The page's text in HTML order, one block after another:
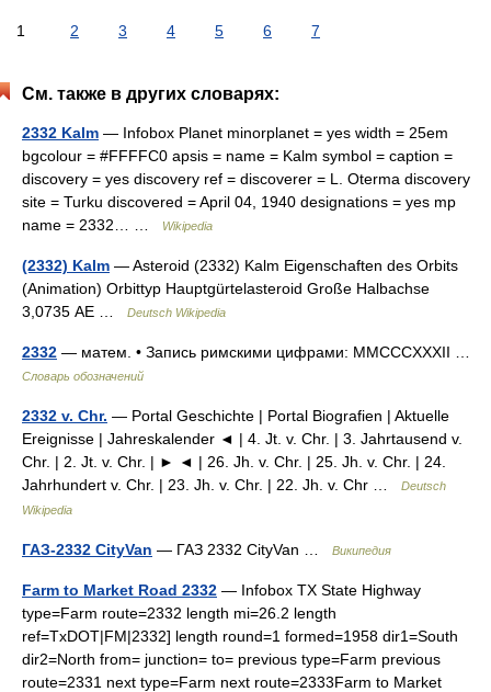
1 2 3 4 5 6 7
См. также в других словарях:
2332 Kalm — Infobox Planet minorplanet = yes width = 25em
bgcolour = #FFFFC0 apsis = name = Kalm symbol = caption =
discovery = yes discovery ref = discoverer = L. Oterma discovery
site = Turku discovered = April 04, 1940 designations = yes mp
name = 2332… …
Wikipedia
(2332) Kalm — Asteroid (2332) Kalm Eigenschaften des Orbits
(Animation) Orbittyp Hauptgürtelasteroid Große Halbachse
3,0735 AE …
Deutsch Wikipedia
2332 — матем. • Запись римскими цифрами: MMCCCXXXII …
Словарь обозначений
2332 v. Chr. — Portal Geschichte | Portal Biografien | Aktuelle
Ereignisse | Jahreskalender ◄ | 4. Jt. v. Chr. | 3. Jahrtausend v.
Chr. | 2. Jt. v. Chr. | ► ◄ | 26. Jh. v. Chr. | 25. Jh. v. Chr. | 24.
Jahrhundert v. Chr. | 23. Jh. v. Chr. | 22. Jh. v. Chr …
Deutsch
Wikipedia
ГАЗ-2332 CityVan — ГАЗ 2332 CityVan … Википедия
Farm to Market Road 2332 — Infobox TX State Highway
type=Farm route=2332 length mi=26.2 length
ref=TxDOT|FM|2332] length round=1 formed=1958 dir1=South
dir2=North from= junction= to= previous type=Farm previous
route=2331 next type=Farm next route=2333Farm to Market